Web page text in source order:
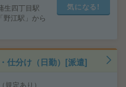
生四丁目駅
野江駅」から
気になる!
仕分け（日勤）[派遣]
定あり）